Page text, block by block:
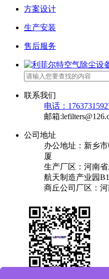
方案设计
生产安装
售后服务
联系我们
电话：
邮箱
公司地址
办公地址：新乡
厦
生产厂区：河南
航天制造产业园
商丘公司厂区：